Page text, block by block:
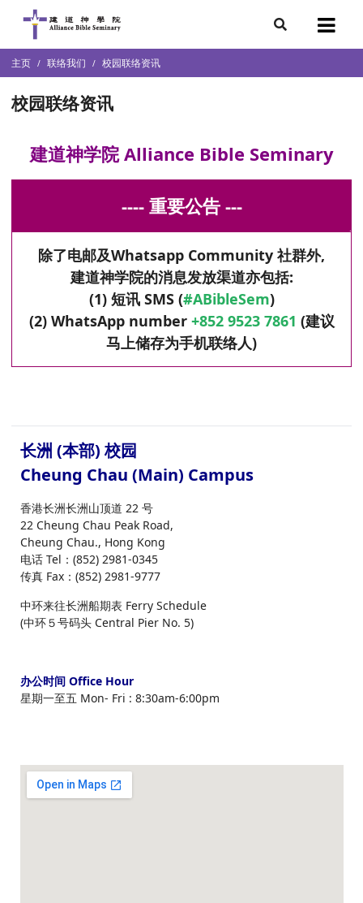
化研究中心
简介
队
主页 联络我们 校园联络资讯
校园联络资讯
建道神学院 Alliance Bible Seminary
---- 重要公告 ---
除了电邮及Whatsapp Community 社群外,
建道神学院的消息发放渠道亦包括:
(1) 短讯 SMS (#ABibleSem)
(2) WhatsApp number +852 9523 7861 (建议
马上储存为手机联络人)
长洲 (本部) 校园
Cheung Chau (Main) Campus
香港长洲长洲山顶道 22 号
22 Cheung Chau Peak Road,
Cheung Chau., Hong Kong
电话 Tel：(852) 2981-0345
传真 Fax：(852) 2981-9777
中环来往长洲船期表 Ferry Schedule
(中环５号码头 Central Pier No. 5)
办公时间 Office Hour
星期一至五 Mon- Fri : 8:30am-6:00pm